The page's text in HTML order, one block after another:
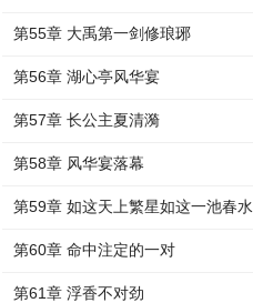
第55章 大禹第一剑修琅琊
第56章 湖心亭风华宴
第57章 长公主夏清漪
第58章 风华宴落幕
第59章 如这天上繁星如这一池春水
第60章 命中注定的一对
第61章 浮香不对劲